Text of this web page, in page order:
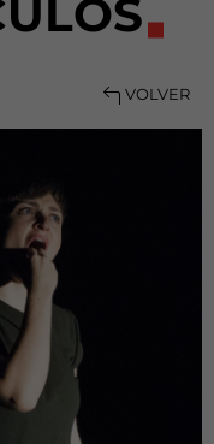
VOLVER